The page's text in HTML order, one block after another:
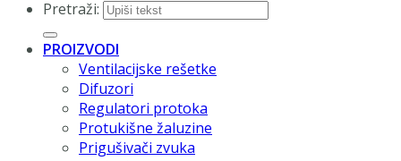
Pretraži:
PROIZVODI
Ventilacijske rešetke
Difuzori
Regulatori protoka
Protukišne žaluzine
Prigušivači zvuka